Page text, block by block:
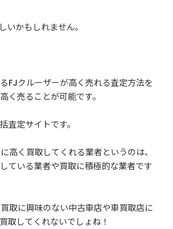
いかもしれません。
FJクルーザーが高く売れる査定方法を
く売ることが可能です。
査定サイトです。
高く買取してくれる業者というのは、
ている業者や買取に積極的な業者です
取に興味のない中古車店や車買取店に
取してくれないでしょね！